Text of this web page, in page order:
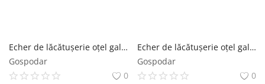
Echer de lăcătușerie oțel galvanizat, 500x280mm, SW 500 - Sola-56110801
Gospodar
0
Echer de lăcătușerie oțel galvanizat, 300x180mm, SW 300- Sola-56110601
Gospodar
0